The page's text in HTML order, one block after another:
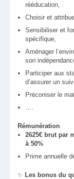
rééducation,
Choisir et
Sensibiliser et
spécifique,
Aménager
son
Participer aux
d’assurer un
Préconiser le
Rémunération
2625€ brut par
à 50%
Prime annuelle
✨ Les bonus du